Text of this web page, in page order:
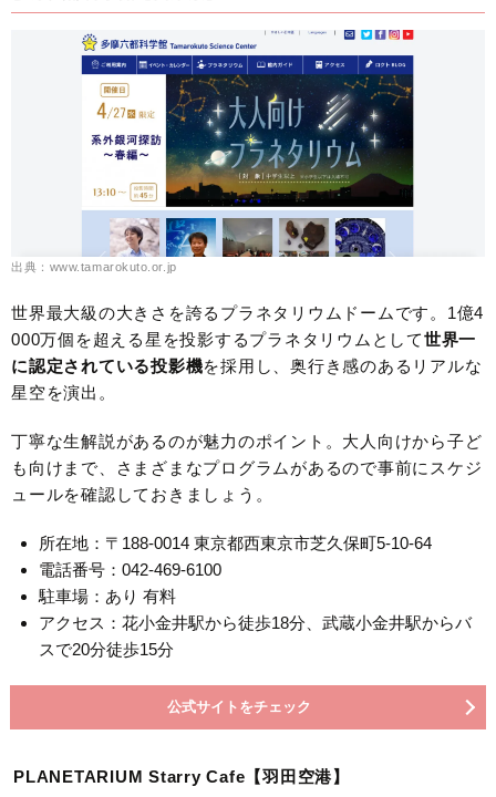
出典：www.tamarokuto.or.jp
世界最大級の大きさを誇るプラネタリウムドームです。1億4
000万個を超える星を投影するプラネタリウムとして世界一
に認定されている投影機を採用し、奥行き感のあるリアルな
星空を演出。
丁寧な生解説があるのが魅力のポイント。大人向けから子ど
も向けまで、さまざまなプログラムがあるので事前にスケジ
ュールを確認しておきましょう。
所在地：〒188-0014 東京都西東京市芝久保町5-10-64
電話番号：042-469-6100
駐車場：あり 有料
アクセス：花小金井駅から徒歩18分、武蔵小金井駅からバ
スで20分徒歩15分
公式サイトをチェック
PLANETARIUM Starry Cafe【羽田空港】